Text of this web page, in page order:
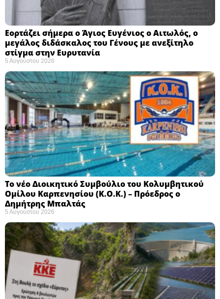
Εορτάζει σήμερα ο Άγιος Ευγένιος ο Αιτωλός, ο
μεγάλος διδάσκαλος του Γένους με ανεξίτηλο
στίγμα στην Ευρυτανία
5 Αυγούστου 2026
Το νέο Διοικητικό Συμβούλιο του Κολυμβητικού
Ομίλου Καρπενησίου (Κ.Ο.Κ.) – Πρόεδρος ο
Δημήτρης Μπαλτάς
5 Αυγούστου 2026